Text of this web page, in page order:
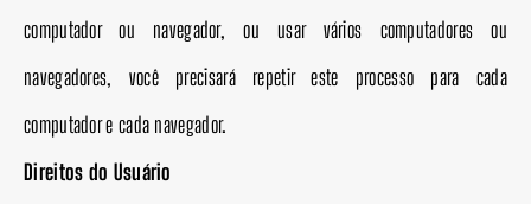
computador ou navegador, ou usar vários computadores ou
navegadores, você precisará repetir este processo para cada
computador e cada navegador.
Direitos do Usuário